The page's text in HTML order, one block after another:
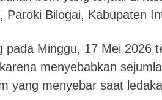
Paroki Bilogai, Kabupaten
pada Minggu, 17 Mei 2026
menyebabkan
yang menyebar saat